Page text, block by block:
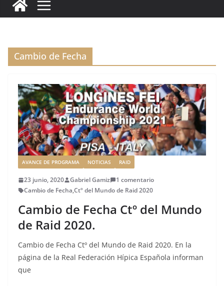
e
o
o
k
te l e l re p
ir
Cambio de Fecha
AVANCE DE PROGRAMA NOTICIAS RAID
23 junio, 2020 Gabriel Gamiz
1 comentario
Cambio de Fecha,Ctº del Mundo de Raid 2020
Cambio de Fecha Ctº del Mundo
de Raid 2020.
Cambio de Fecha Ctº del Mundo de Raid 2020. En la
página de la Real Federación Hípica Española informan
que